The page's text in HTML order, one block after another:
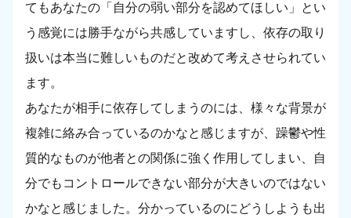
てもあなたの「自分の弱い部分を認めてほしい」とい
う感覚には勝手ながら共感していますし、依存の取り
扱いは本当に難しいものだと改めて考えさせられてい
ます。
あなたが相手に依存してしまうのには、様々な背景が
複雑に絡み合っているのかなと感じますが、躁鬱や性
質的なものが他者との関係に強く作用してしまい、自
分でもコントロールできない部分が大きいのではない
かなと感じました。分かっているのにどうしようも出